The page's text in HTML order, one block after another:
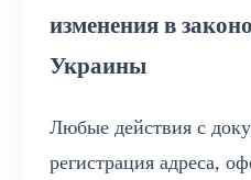
изменения в
Украины
Любые действия с
регистрация адреса,